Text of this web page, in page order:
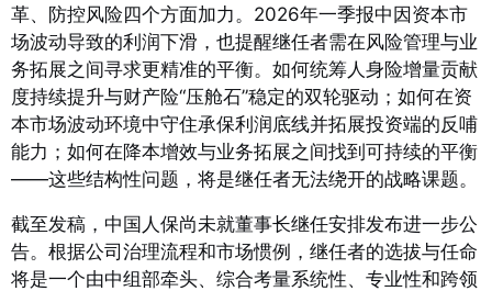
革、防控风险四个方面加力。2026年一季报中因资本市
场波动导致的利润下滑，也提醒继任者需在风险管理与业
务拓展之间寻求更精准的平衡。如何统筹人身险增量贡献
度持续提升与财产险“压舱石”稳定的双轮驱动；如何在资
本市场波动环境中守住承保利润底线并拓展投资端的反哺
能力；如何在降本增效与业务拓展之间找到可持续的平衡
——这些结构性问题，将是继任者无法绕开的战略课题。
截至发稿，中国人保尚未就董事长继任安排发布进一步公
告。根据公司治理流程和市场惯例，继任者的选拔与任命
将是一个由中组部牵头、综合考量系统性、专业性和跨领